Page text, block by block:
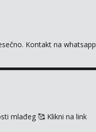
Kontakt na whatsapp
mlađeg 🥰 Klikni na link